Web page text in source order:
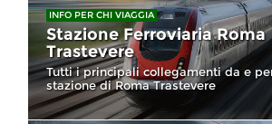
INFO PER CHI VIAGGIA
Stazione Ferroviaria Roma
Trastevere
Tutti i principali collegamenti da e
stazione di Roma Trastevere